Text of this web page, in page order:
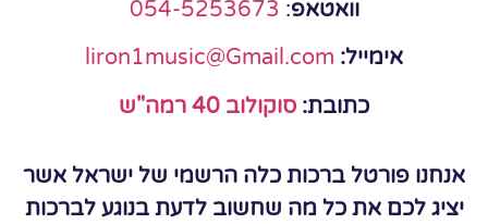
וואטאפ:
054-5253673
אימייל: liron1music@Gmail.com
כתובת: סוקולוב 40 רמה"ש
אנחנו פורטל ברכות כלה הרשמי של ישראל אשר
יציג לכם את כל מה שחשוב לדעת בנוגע לברכות